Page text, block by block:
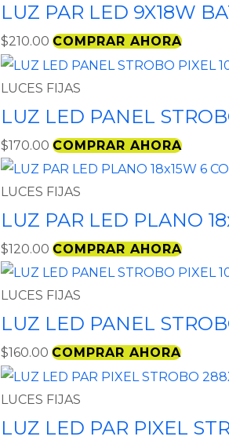
LUZ PAR LED 9X18W
$210.00 COMPRAR AHORA
LUCES FIJAS
LUZ LED PANEL
$170.00 COMPRAR AHORA
LUCES FIJAS
LUZ PAR LED PLANO
$120.00 COMPRAR AHORA
LUCES FIJAS
LUZ LED PANEL
$160.00 COMPRAR AHORA
LUCES FIJAS
LUZ LED PAR PIXEL